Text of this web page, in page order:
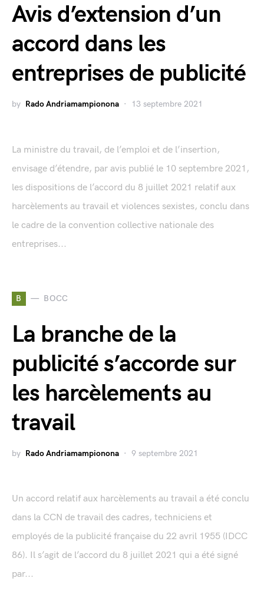
Avis d’extension d’un
accord dans les
entreprises de publicité
by Rado Andriamampionona 13 septembre 2021
La ministre du travail, de l’emploi et de l’insertion,
envisage d’étendre, par avis publié le 10 septembre 2021,
les dispositions de l’accord du 8 juillet 2021 relatif aux
harcèlements au travail et violences sexistes, conclu dans
le cadre de la convention collective nationale des
entreprises...
B BOCC
La branche de la
publicité s’accorde sur
les harcèlements au
travail
by Rado Andriamampionona 9 septembre 2021
Un accord relatif aux harcèlements au travail a été conclu
dans la CCN de travail des cadres, techniciens et
employés de la publicité française du 22 avril 1955 (IDCC
86). Il s’agit de l’accord du 8 juillet 2021 qui a été signé
par...